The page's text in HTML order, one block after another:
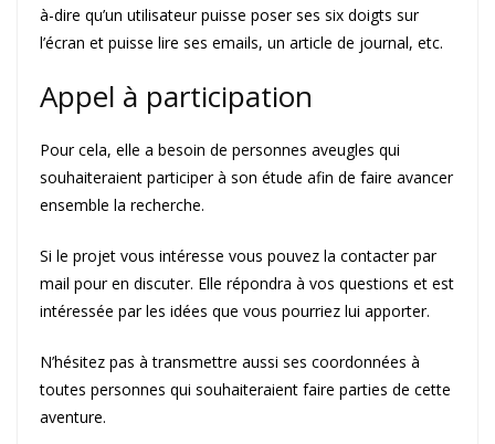
à-dire qu’un utilisateur puisse poser ses six doigts sur
l’écran et puisse lire ses emails, un article de journal, etc.
Appel à participation
Pour cela, elle a besoin de personnes aveugles qui
souhaiteraient participer à son étude afin de faire avancer
ensemble la recherche.
Si le projet vous intéresse vous pouvez la contacter par
mail pour en discuter. Elle répondra à vos questions et est
intéressée par les idées que vous pourriez lui apporter.
N’hésitez pas à transmettre aussi ses coordonnées à
toutes personnes qui souhaiteraient faire parties de cette
aventure.